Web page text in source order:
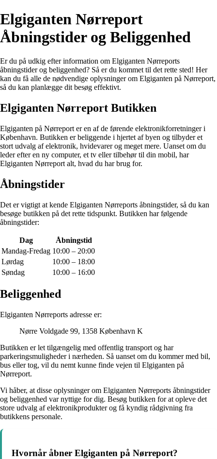
Elgiganten Nørreport
Åbningstider og Beliggenhed
Er du på udkig efter information om Elgiganten Nørreports
åbningstider og beliggenhed? Så er du kommet til det rette sted! Her
kan du få alle de nødvendige oplysninger om Elgiganten på Nørreport,
så du kan planlægge dit besøg effektivt.
Elgiganten Nørreport Butikken
Elgiganten på Nørreport er en af de førende elektronikforretninger i
København. Butikken er beliggende i hjertet af byen og tilbyder et
stort udvalg af elektronik, hvidevarer og meget mere. Uanset om du
leder efter en ny computer, et tv eller tilbehør til din mobil, har
Elgiganten Nørreport alt, hvad du har brug for.
Åbningstider
Det er vigtigt at kende Elgiganten Nørreports åbningstider, så du kan
besøge butikken på det rette tidspunkt. Butikken har følgende
åbningstider:
Dag
Åbningstid
Mandag-Fredag 10:00 – 20:00
Lørdag
10:00 – 18:00
Søndag
10:00 – 16:00
Beliggenhed
Elgiganten Nørreports adresse er:
Nørre Voldgade 99, 1358 København K
Butikken er let tilgængelig med offentlig transport og har
parkeringsmuligheder i nærheden. Så uanset om du kommer med bil,
bus eller tog, vil du nemt kunne finde vejen til Elgiganten på
Nørreport.
Vi håber, at disse oplysninger om Elgiganten Nørreports åbningstider
og beliggenhed var nyttige for dig. Besøg butikken for at opleve det
store udvalg af elektronikprodukter og få kyndig rådgivning fra
butikkens personale.
Hvornår åbner Elgiganten på Nørreport?